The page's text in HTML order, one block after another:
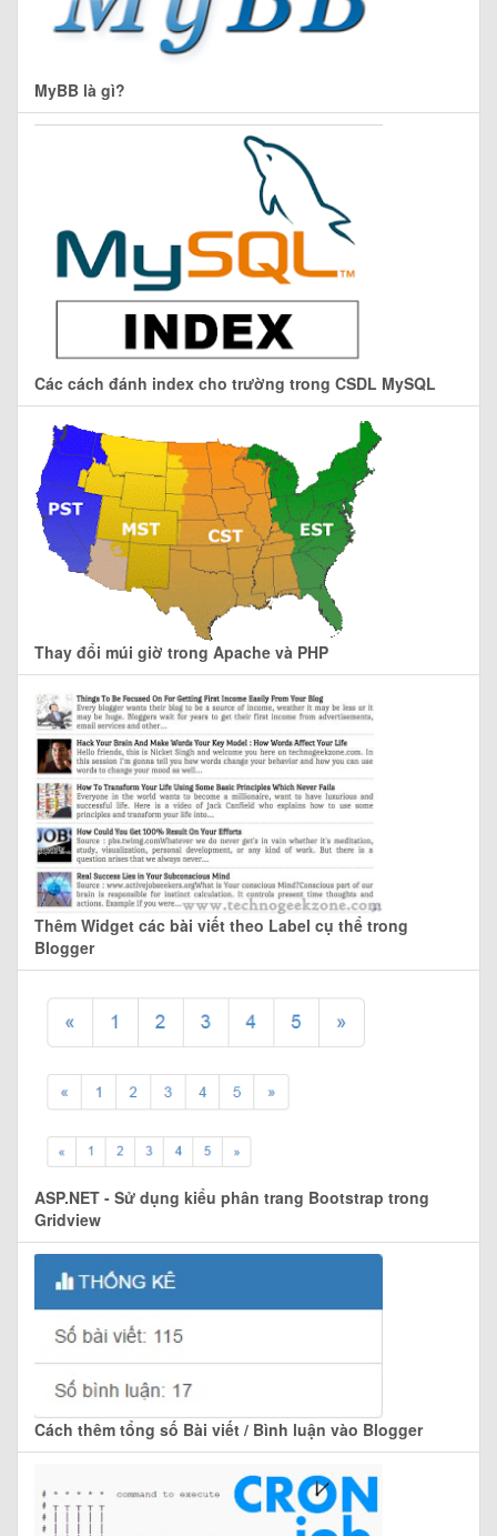
MyBB là gì?
Các cách đánh index cho trường trong CSDL MySQL
Thay đổi múi giờ trong Apache và PHP
Thêm Widget các bài viết theo Label cụ thể trong
Blogger
ASP.NET - Sử dụng kiểu phân trang Bootstrap trong
Gridview
Cách thêm tổng số Bài viết / Bình luận vào Blogger